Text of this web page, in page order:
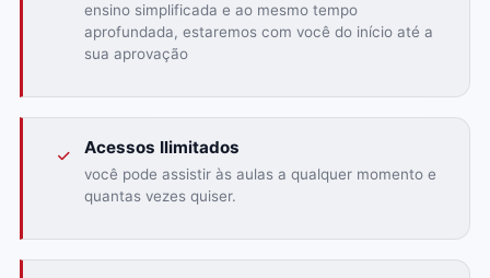
ensino simplificada e ao mesmo tempo
aprofundada, estaremos com você do início até a
sua aprovação
Acessos Ilimitados
você pode assistir às aulas a qualquer momento e
quantas vezes quiser.